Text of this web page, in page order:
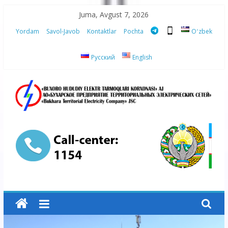
content
Juma, Avgust 7, 2026
Yordam Savol-Javob Kontaktlar Pochta Oʻzbek
Русский English
“Buxoro
hududiy
elektr
tarmoqlari